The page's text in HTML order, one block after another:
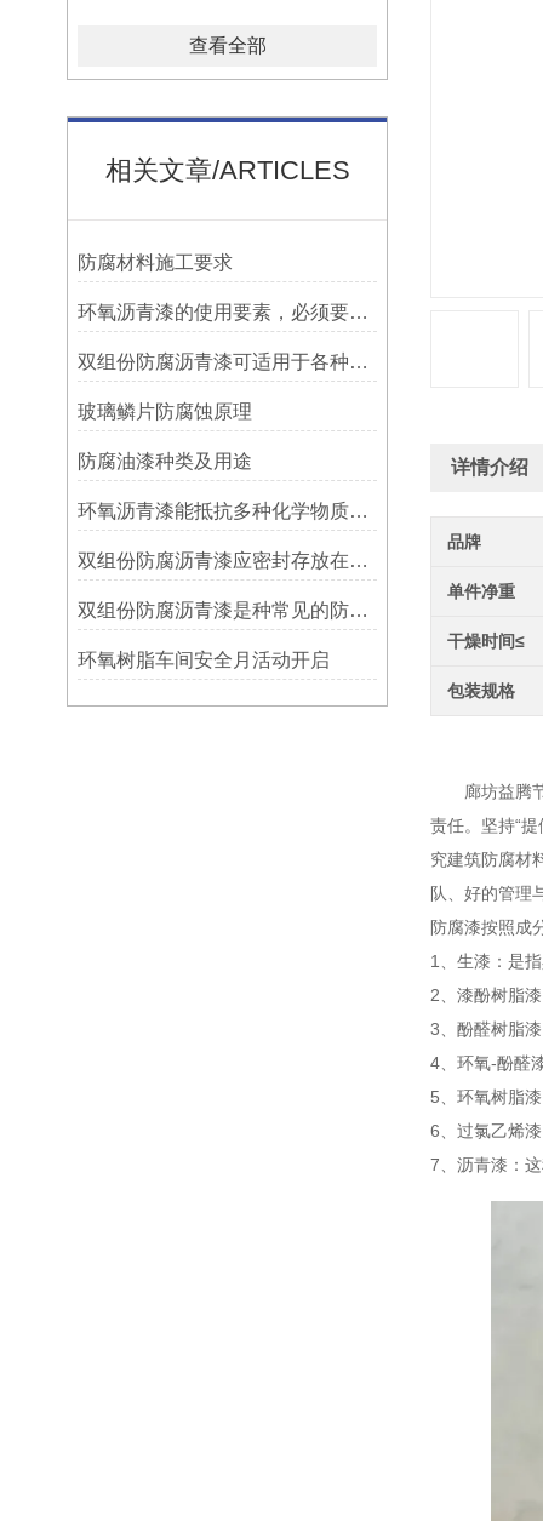
查看全部
相关文章/ARTICLES
防腐材料施工要求
环氧沥青漆的使用要素，必须要知道！
双组份防腐沥青漆可适用于各种材质的表面处理
玻璃鳞片防腐蚀原理
防腐油漆种类及用途
环氧沥青漆能抵抗多种化学物质的侵蚀
双组份防腐沥青漆应密封存放在阴凉、通风的地方
双组份防腐沥青漆是种常见的防腐涂料
环氧树脂车间安全月活动开启
详情介绍
品牌
单件净重
干燥时间≤
包装规格
廊坊益腾节
责任。坚持“
究建筑防腐材
队、好的管理
防腐漆按照成
1、生漆：是
2、漆酚树脂
3、酚醛树脂
4、环氧-酚醛
5、环氧树脂
6、过氯乙烯
7、沥青漆：